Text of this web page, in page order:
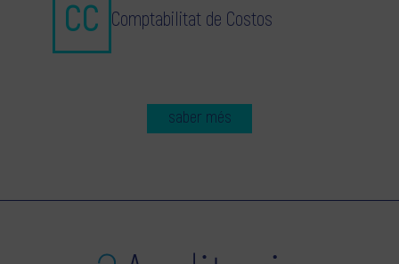
Comptabilitat de Costos
saber més